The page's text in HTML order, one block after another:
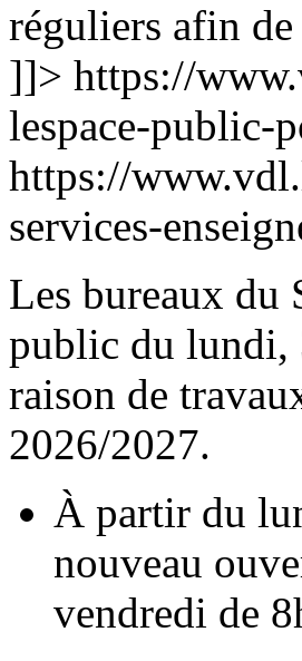
réguliers afin
]]> https://
lespace-public-
https://
services-
Les bureaux du
public du lundi,
raison de
2026/2027.
À partir du
nouveau
vendredi de